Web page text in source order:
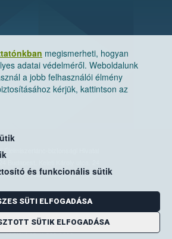
megismerheti, hogyan
adatai védelméről. Weboldalunk
a jobb felhasználói élmény
kérjük, kattintson az
és funkcionális sütik
SÜTI ELFOGADÁSA
SÜTIK ELFOGADÁSA
Élelmiszerlánc-biztonsági Hivatal
cím: 1525 Budapest. Pf. 30.
ugyfelszolgalat@nebih.gov.hu
Zöld szám: 06-80/263-244
Telefon: 06-1/ 336-9000